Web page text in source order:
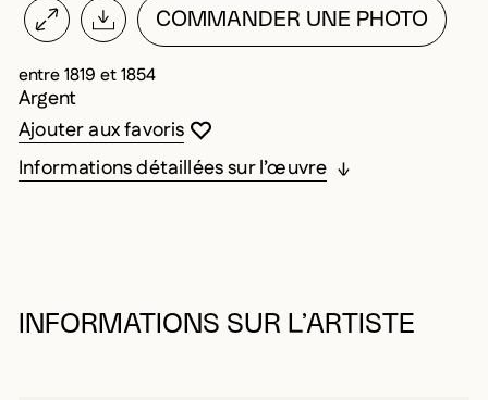
COMMANDER UNE PHOTO
entre 1819 et 1854
Argent
Vous devez être connecté pour ajouter
Fermer la modale
Ouvrir la modale
Ajouter aux favoris
Informations détaillées sur l’œuvre
INFORMATIONS SUR L’ARTISTE